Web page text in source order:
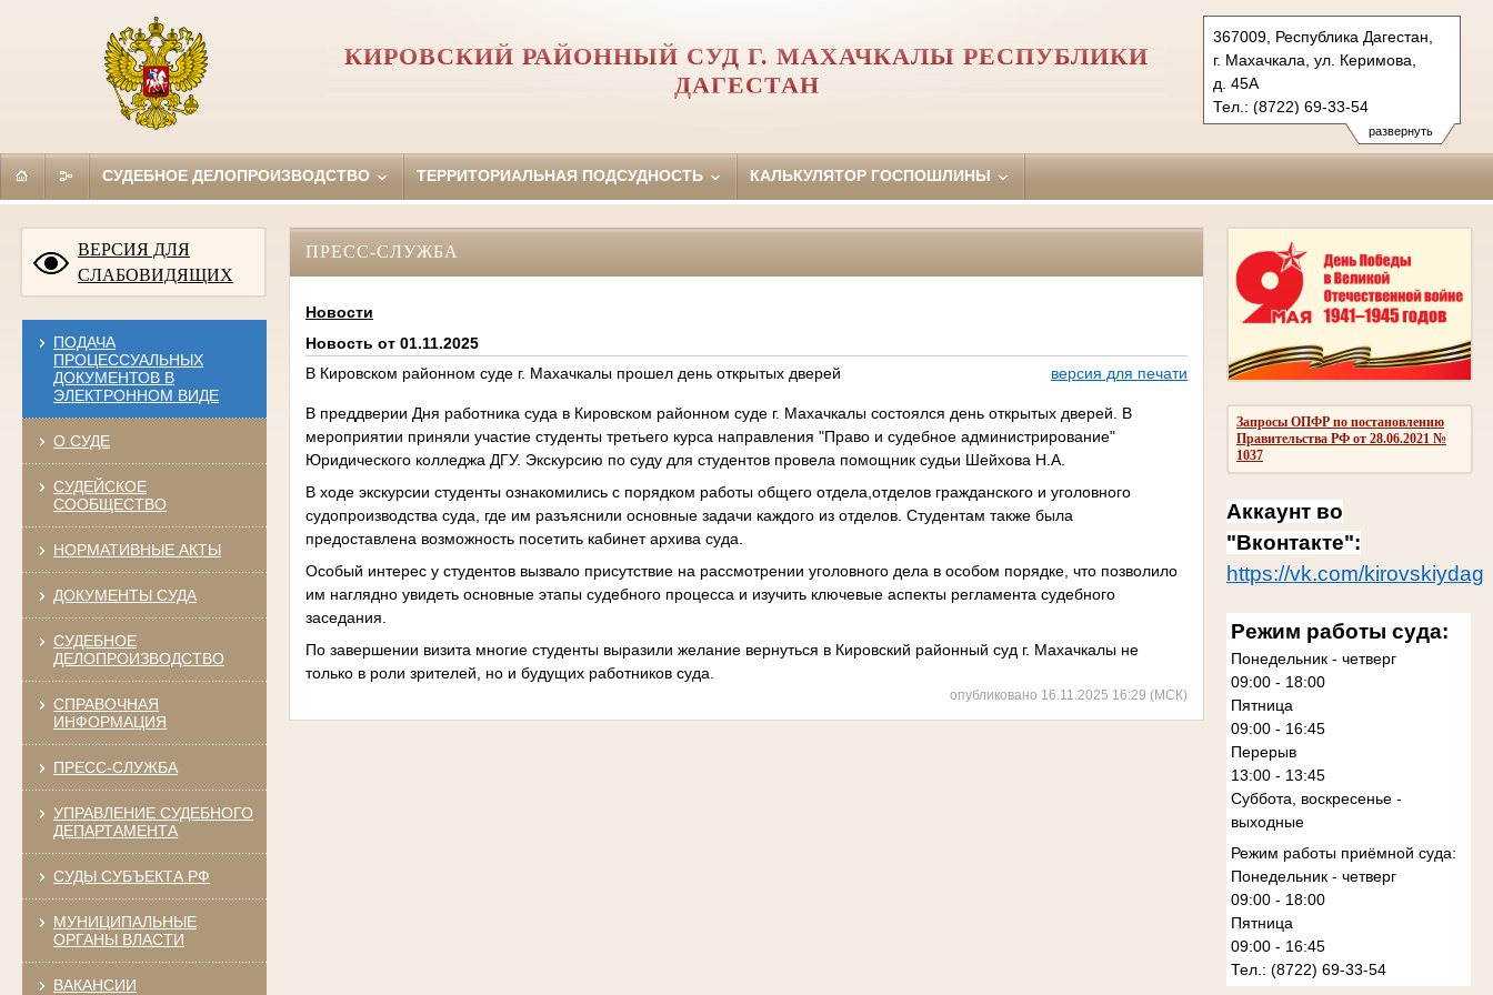
развернуть
367009, Республика Дагестан,
г. Махачкала, ул. Керимова,
д. 45А
Тел.: (8722) 69-33-54
kirovskiy.dag@sudrf.ru
КИРОВСКИЙ РАЙОННЫЙ СУД Г. МАХАЧКАЛЫ РЕСПУБЛИКИ
ДАГЕСТАН
СУДЕБНОЕ ДЕЛОПРОИЗВОДСТВО ТЕРРИТОРИАЛЬНАЯ ПОДСУДНОСТЬ КАЛЬКУЛЯТОР ГОСПОШЛИНЫ
ВЕРСИЯ ДЛЯ
СЛАБОВИДЯЩИХ
ПОДАЧА
ПРОЦЕССУАЛЬНЫХ
ДОКУМЕНТОВ В
ЭЛЕКТРОННОМ ВИДЕ
О СУДЕ
СУДЕЙСКОЕ
СООБЩЕСТВО
НОРМАТИВНЫЕ АКТЫ
ДОКУМЕНТЫ СУДА
СУДЕБНОЕ
ДЕЛОПРОИЗВОДСТВО
СПРАВОЧНАЯ
ИНФОРМАЦИЯ
ПРЕСС-СЛУЖБА
УПРАВЛЕНИЕ СУДЕБНОГО
ДЕПАРТАМЕНТА
СУДЫ СУБЪЕКТА РФ
МУНИЦИПАЛЬНЫЕ
ОРГАНЫ ВЛАСТИ
ВАКАНСИИ
Запросы ОПФР по постановлению
Правительства РФ от 28.06.2021 №
1037
Аккаунт во
"Вконтакте":
https://vk.com/kirovskiydag
Режим работы суда:
Понедельник - четверг
09:00 - 18:00
Пятница
09:00 - 16:45
Перерыв
13:00 - 13:45
Суббота, воскресенье -
выходные
Режим работы приёмной суда:
Понедельник - четверг
09:00 - 18:00
Пятница
09:00 - 16:45
Тел.: (8722) 69-33-54
ПРЕСС-СЛУЖБА
Новости
Новость от 01.11.2025
В Кировском районном суде г. Махачкалы прошел день открытых дверей
версия для печати
В преддверии Дня работника суда в Кировском районном суде г. Махачкалы состоялся день открытых дверей. В
мероприятии приняли участие студенты третьего курса направления "Право и судебное администрирование"
Юридического колледжа ДГУ. Экскурсию по суду для студентов провела помощник судьи Шейхова Н.А.
В ходе экскурсии студенты ознакомились с порядком работы общего отдела,отделов гражданского и уголовного
судопроизводства суда, где им разъяснили основные задачи каждого из отделов. Студентам также была
предоставлена возможность посетить кабинет архива суда.
Особый интерес у студентов вызвало присутствие на рассмотрении уголовного дела в особом порядке, что позволило
им наглядно увидеть основные этапы судебного процесса и изучить ключевые аспекты регламента судебного
заседания.
По завершении визита многие студенты выразили желание вернуться в Кировский районный суд г. Махачкалы не
только в роли зрителей, но и будущих работников суда.
опубликовано 16.11.2025 16:29 (МСК)